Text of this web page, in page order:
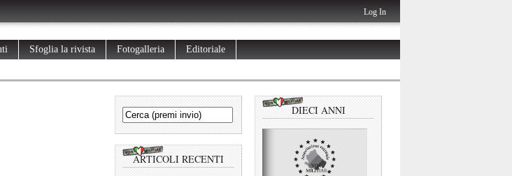
Log In
Sfoglia la rivista Fotogalleria Editoriale
ARTICOLI RECENTI
DIECI ANNI